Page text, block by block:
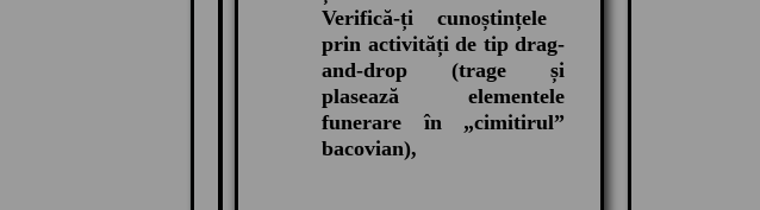
Verifică-ți cunoștințele
prin activități de tip drag-
and-drop (trage și
plasează elementele
funerare în „cimitirul”
bacovian),